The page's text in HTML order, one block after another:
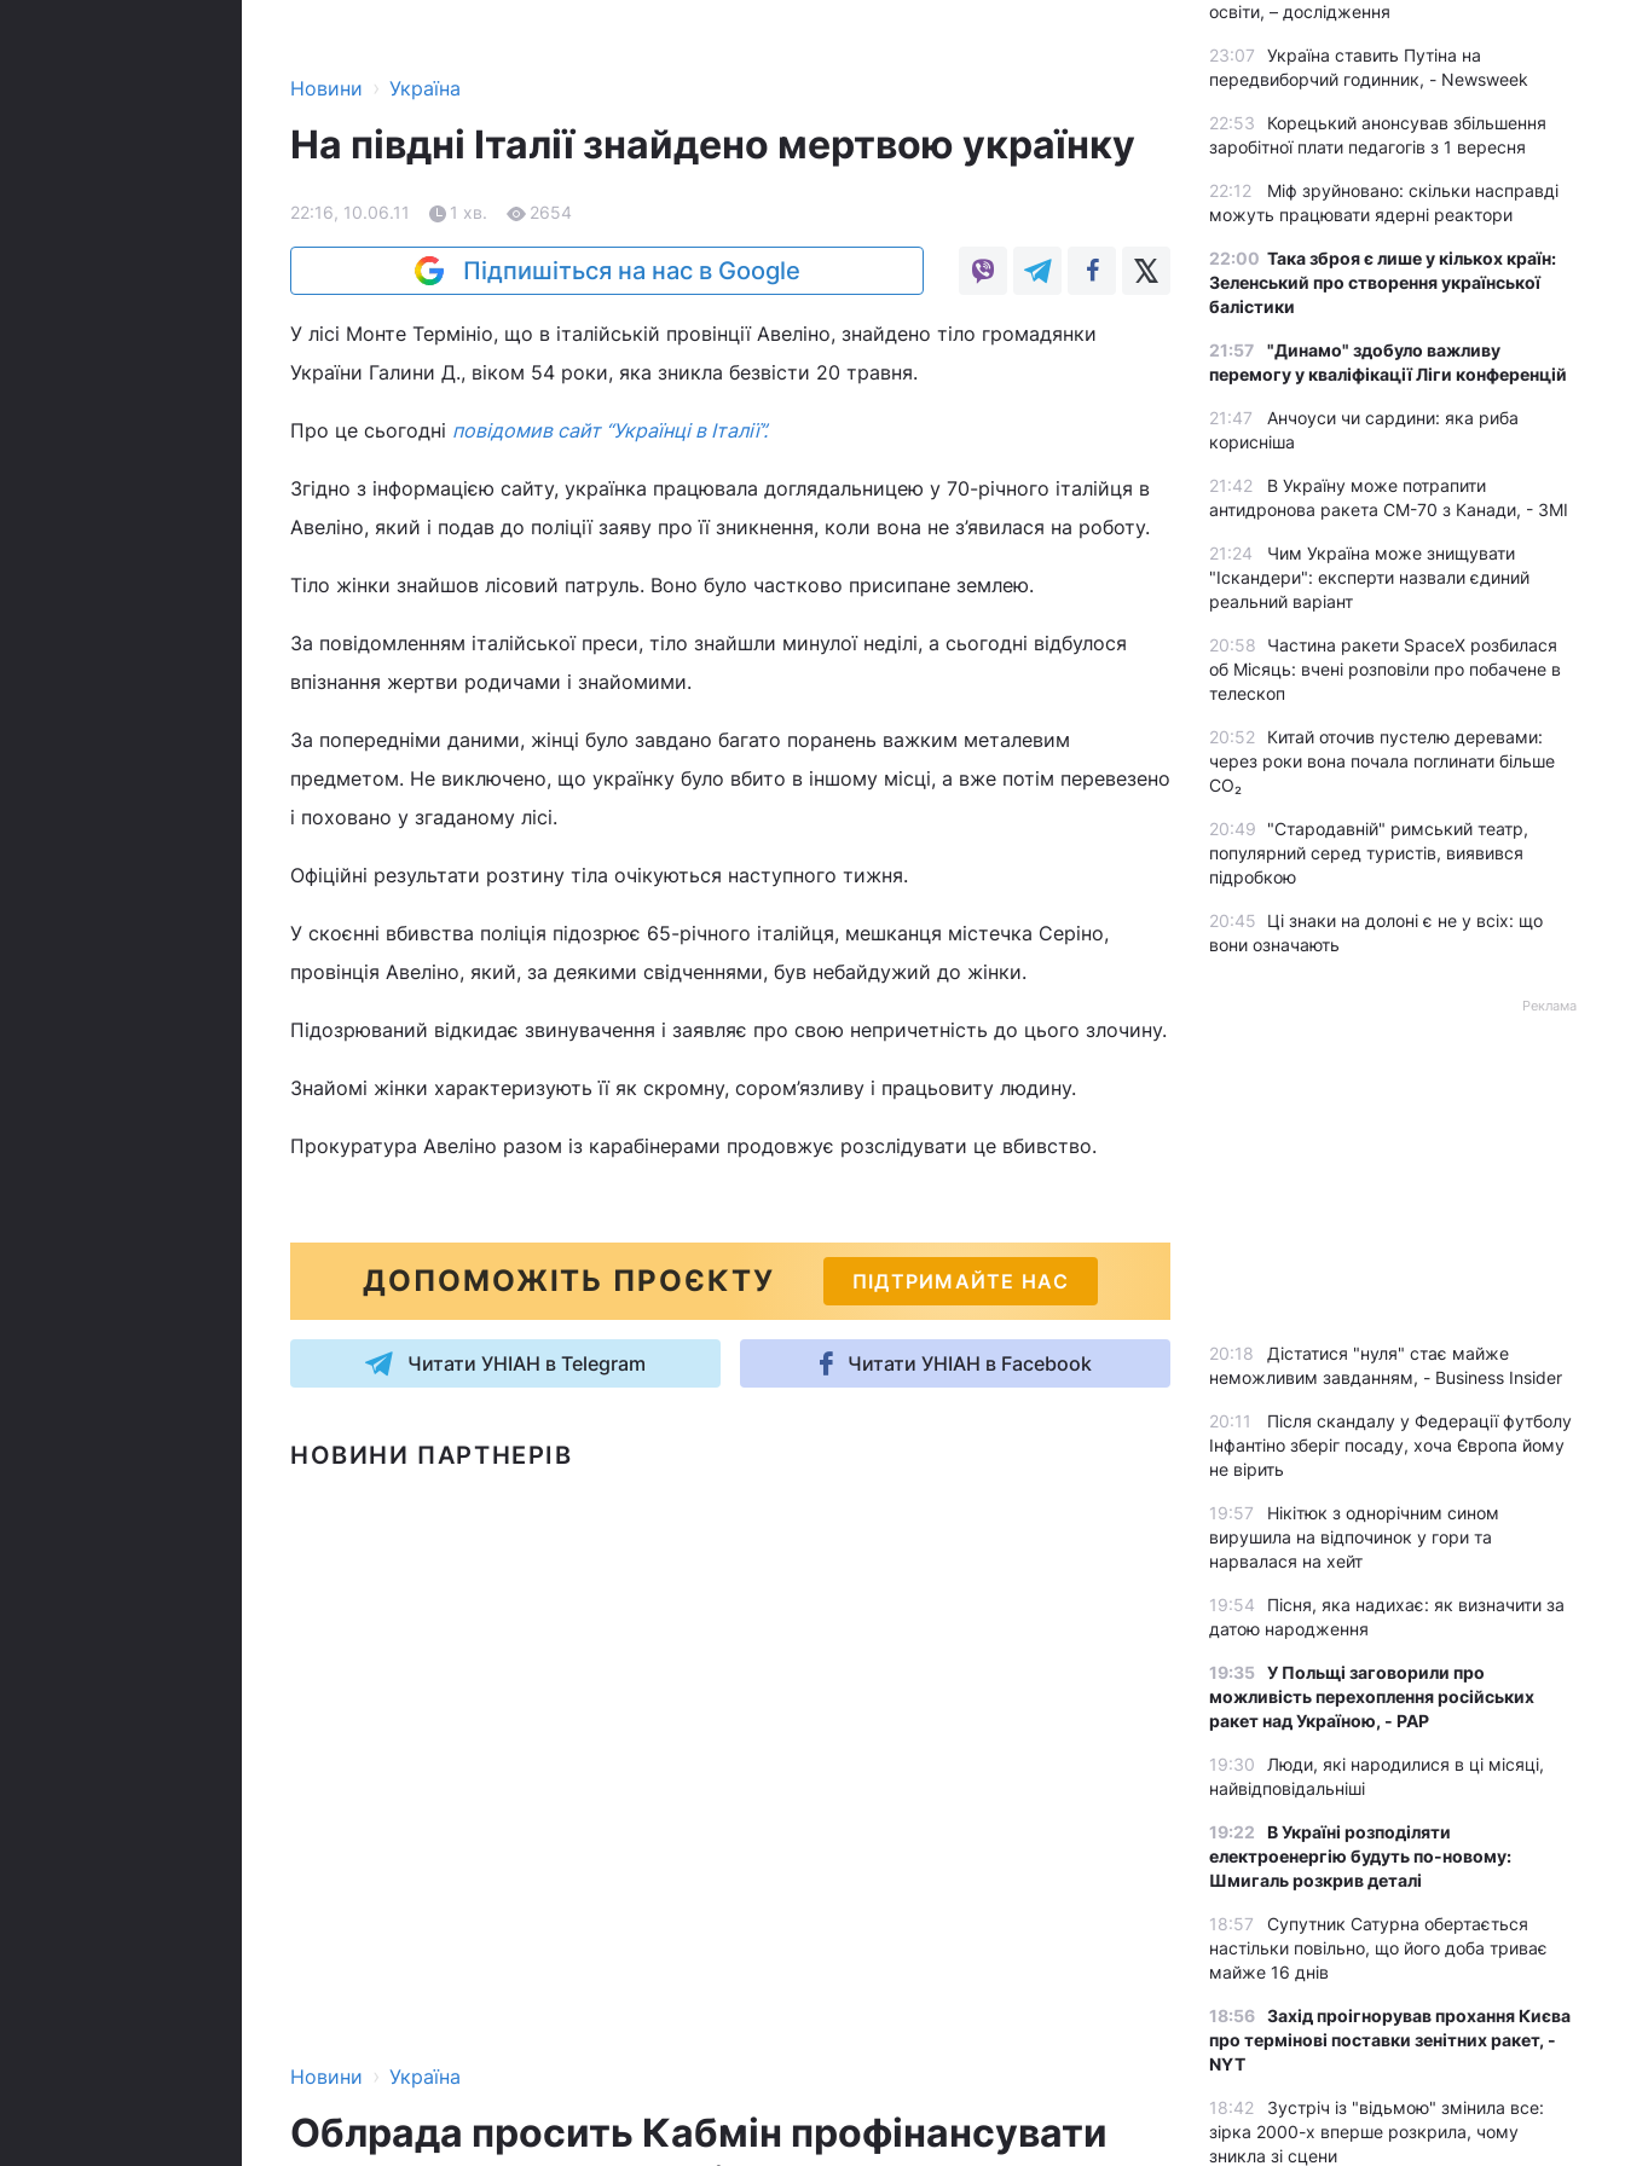
Новини › Україна
На півдні Італії знайдено мертвою українку
22:16, 10.06.11 1 хв. 2654
Підпишіться на нас в Google
У лісі Монте Термініо, що в італійській провінції Авеліно, знайдено тіло громадянки
України Галини Д., віком 54 роки, яка зникла безвісти 20 травня.
Про це сьогодні повідомив сайт “Українці в Італії”.
Згідно з інформацією сайту, українка працювала доглядальницею у 70-річного італійця в
Авеліно, який і подав до поліції заяву про її зникнення, коли вона не з’явилася на роботу.
Тіло жінки знайшов лісовий патруль. Воно було частково присипане землею.
За повідомленням італійської преси, тіло знайшли минулої неділі, а сьогодні відбулося
впізнання жертви родичами і знайомими.
За попередніми даними, жінці було завдано багато поранень важким металевим
предметом. Не виключено, що українку було вбито в іншому місці, а вже потім перевезено
і поховано у згаданому лісі.
Офіційні результати розтину тіла очікуються наступного тижня.
У скоєнні вбивства поліція підозрює 65-річного італійця, мешканця містечка Серіно,
провінція Авеліно, який, за деякими свідченнями, був небайдужий до жінки.
Підозрюваний відкидає звинувачення і заявляє про свою непричетність до цього злочину.
Знайомі жінки характеризують її як скромну, сором’язливу і працьовиту людину.
Прокуратура Авеліно разом із карабінерами продовжує розслідувати це вбивство.
ДОПОМОЖІТЬ ПРОЄКТУ ПІДТРИМАЙТЕ НАС
Читати УНІАН в Telegram Читати УНІАН в Facebook
НОВИНИ ПАРТНЕРІВ
Новини › Україна
Облрада просить Кабмін профінансувати
освіти, – дослідження
23:07
Україна ставить Путіна на
передвиборчий годинник, - Newsweek
22:53
Корецький анонсував збільшення
заробітної плати педагогів з 1 вересня
22:12
Міф зруйновано: скільки насправді
можуть працювати ядерні реактори
22:00 Така зброя є лише у кількох країн:
Зеленський про створення української
балістики
21:57
"Динамо" здобуло важливу
перемогу у кваліфікації Ліги конференцій
21:47
Анчоуси чи сардини: яка риба
корисніша
21:42
В Україну може потрапити
антидронова ракета CM-70 з Канади, - ЗМІ
21:24
Чим Україна може знищувати
"Іскандери": експерти назвали єдиний
реальний варіант
20:58
Частина ракети SpaceX розбилася
об Місяць: вчені розповіли про побачене в
телескоп
20:52
Китай оточив пустелю деревами:
через роки вона почала поглинати більше
CO₂
20:49
"Стародавній" римський театр,
популярний серед туристів, виявився
підробкою
20:45
Ці знаки на долоні є не у всіх: що
вони означають
Реклама
20:18
Дістатися "нуля" стає майже
неможливим завданням, - Business Insider
20:11
Після скандалу у Федерації футболу
Інфантіно зберіг посаду, хоча Європа йому
не вірить
19:57
Нікітюк з однорічним сином
вирушила на відпочинок у гори та
нарвалася на хейт
19:54
Пісня, яка надихає: як визначити за
датою народження
19:35 У Польщі заговорили про
можливість перехоплення російських
ракет над Україною, - PAP
19:30
Люди, які народилися в ці місяці,
найвідповідальніші
19:22
В Україні розподіляти
електроенергію будуть по-новому:
Шмигаль розкрив деталі
18:57
Супутник Сатурна обертається
настільки повільно, що його доба триває
майже 16 днів
18:56 Захід проігнорував прохання Києва
про термінові поставки зенітних ракет, -
NYT
18:42
Зустріч із "відьмою" змінила все:
зірка 2000-х вперше розкрила, чому
зникла зі сцени